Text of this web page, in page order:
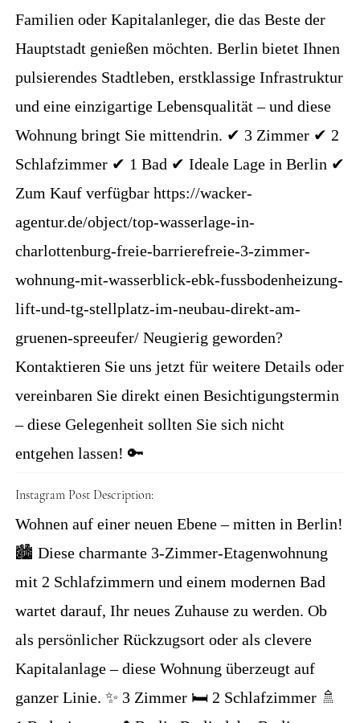
Familien oder Kapitalanleger, die das Beste der
Hauptstadt genießen möchten. Berlin bietet Ihnen
pulsierendes Stadtleben, erstklassige Infrastruktur
und eine einzigartige Lebensqualität – und diese
Wohnung bringt Sie mittendrin. ✔ 3 Zimmer ✔ 2
Schlafzimmer ✔ 1 Bad ✔ Ideale Lage in Berlin ✔
Zum Kauf verfügbar https://wacker-
agentur.de/object/top-wasserlage-in-
charlottenburg-freie-barrierefreie-3-zimmer-
wohnung-mit-wasserblick-ebk-fussbodenheizung-
lift-und-tg-stellplatz-im-neubau-direkt-am-
gruenen-spreeufer/ Neugierig geworden?
Kontaktieren Sie uns jetzt für weitere Details oder
vereinbaren Sie direkt einen Besichtigungstermin
– diese Gelegenheit sollten Sie sich nicht
entgehen lassen! 🔑
Instagram Post Description:
Wohnen auf einer neuen Ebene – mitten in Berlin!
🏙️ Diese charmante 3-Zimmer-Etagenwohnung
mit 2 Schlafzimmern und einem modernen Bad
wartet darauf, Ihr neues Zuhause zu werden. Ob
als persönlicher Rückzugsort oder als clevere
Kapitalanlage – diese Wohnung überzeugt auf
ganzer Linie. ✨ 3 Zimmer 🛏️ 2 Schlafzimmer 🚿